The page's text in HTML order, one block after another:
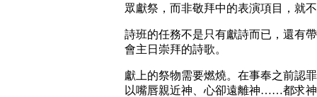
眾獻祭，而非敬拜中的表演項目，就
詩班的任務不是只有獻詩而已，還有
會主日崇拜的詩歌。
獻上的祭物需要燃燒。在事奉之前認
以嘴唇親近神、心卻遠離神……都求